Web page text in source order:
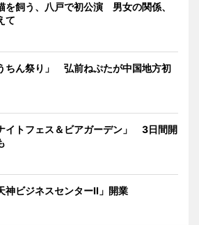
を飼う、八戸で初公演 男女の関係、
て
ちん祭り」 弘前ねぷたが中国地方初
イトフェス＆ビアガーデン」 3日間開
神ビジネスセンターII」開業